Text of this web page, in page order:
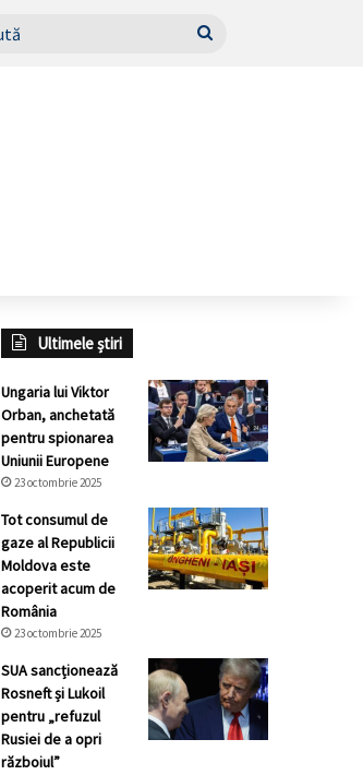
Caută
Ultimele știri
Ungaria lui Viktor
Orban, anchetată
pentru spionarea
Uniunii Europene
23 octombrie 2025
Tot consumul de
gaze al Republicii
Moldova este
acoperit acum de
România
23 octombrie 2025
SUA sancționează
Rosneft și Lukoil
pentru „refuzul
Rusiei de a opri
războiul”